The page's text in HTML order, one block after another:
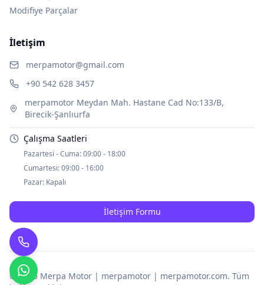
Modifiye Parçalar
İletişim
merpamotor@gmail.com
+90 542 628 3457
merpamotor Meydan Mah. Hastane Cad No:133/B,
Birecik-Şanlıurfa
Çalışma Saatleri
Pazartesi - Cuma:09:00 - 18:00
Cumartesi:09:00 - 16:00
Pazar: Kapalı
İletişim Formu
© 2025 Merpa Motor | merpamotor | merpamotor.com. Tüm